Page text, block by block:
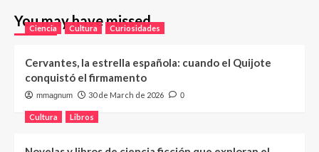
You may have missed
Ciencia Cultura Curiosidades
Cervantes, la estrella española: cuando el Quijote
conquistó el firmamento
mmagnum 30 de March de 2026 0
Cultura Libros